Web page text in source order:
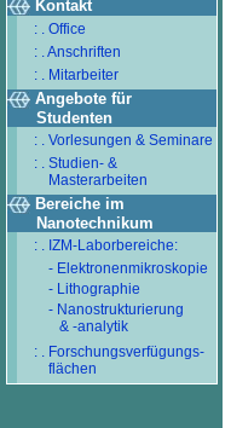
Kontakt
: . Office
: . Anschriften
: . Mitarbeiter
Angebote für
Studenten
: . Vorlesungen & Seminare
: . Studien- &
Masterarbeiten
Bereiche im
Nanotechnikum
: . IZM-Laborbereiche:
- Elektronenmikroskopie
- Lithographie
- Nanostrukturierung
& -analytik
: . Forschungsverfügungs-
flächen